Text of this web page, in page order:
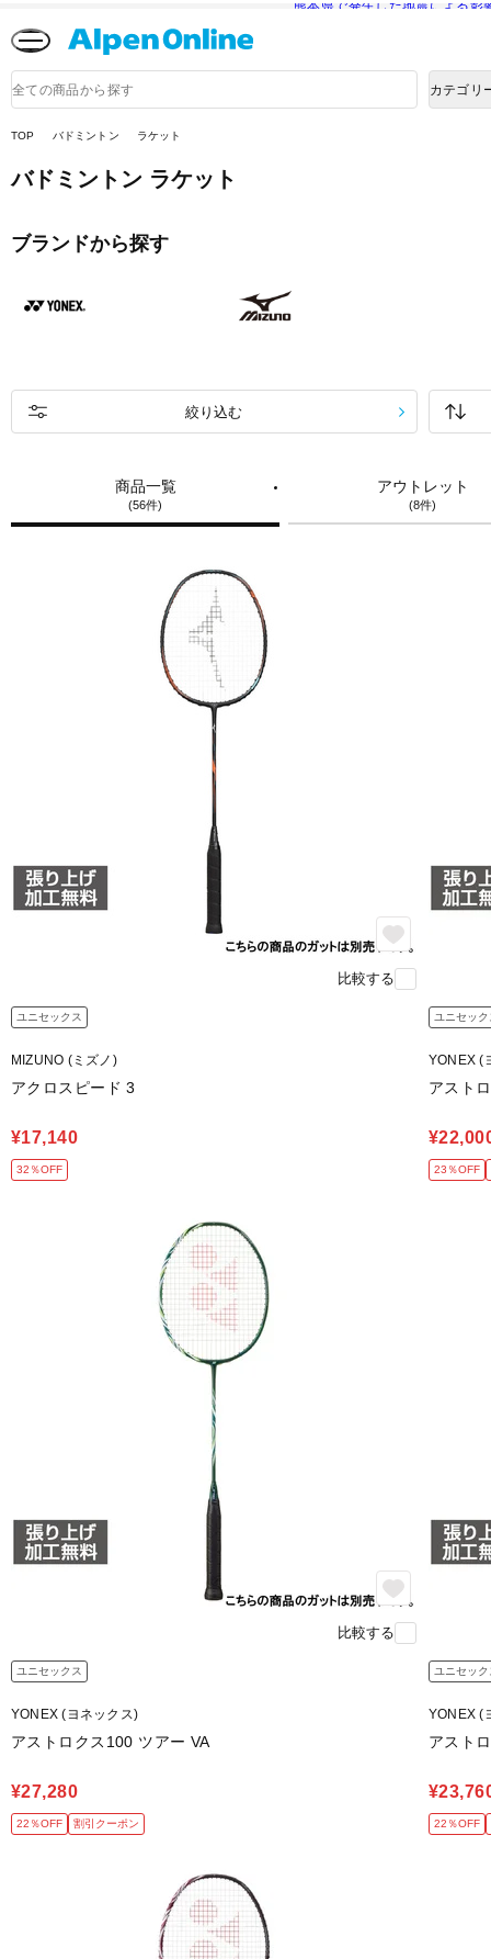
熊本県で発生した地震による影
品
検
カテゴリ
TOP バドミントン ラケット
バドミントン ラケット
ブランドから探す
商品一覧
(56件)
アウトレット
(8件)
絞り込む
比較する
ユニセックス
MIZUNO (ミズノ)
アクロスピード 3
¥17,140
32％OFF
ユニセック
YONEX (
アスト
23％OFF
比較する
ユニセックス
YONEX (ヨネックス)
アストロクス100 ツアー VA
¥27,280
22％OFF 割引クーポン
ユニセック
YONEX (
アスト
22％OFF